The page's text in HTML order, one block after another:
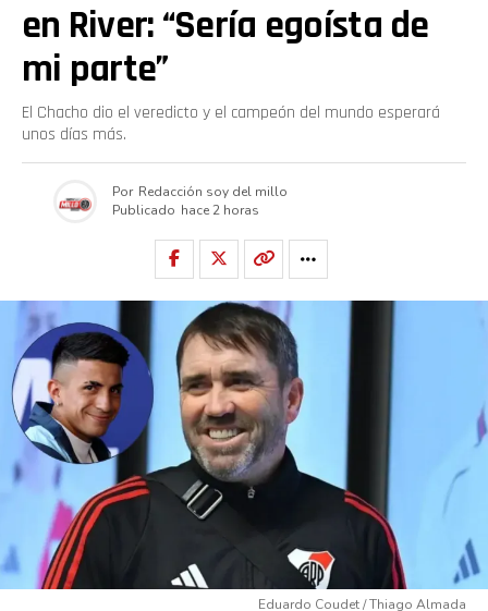
en River: “Sería egoísta de
mi parte”
El Chacho dio el veredicto y el campeón del mundo esperará
unos días más.
Por Redacción soy del millo
Publicado hace 2 horas
Eduardo Coudet / Thiago Almada